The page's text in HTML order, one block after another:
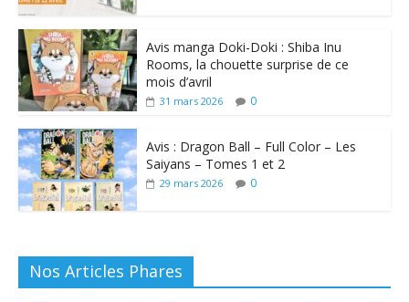
Avis manga Doki-Doki : Shiba Inu
Rooms, la chouette surprise de ce
mois d’avril
31 mars 2026 0
Avis : Dragon Ball – Full Color – Les
Saiyans – Tomes 1 et 2
29 mars 2026 0
Nos Articles Phares